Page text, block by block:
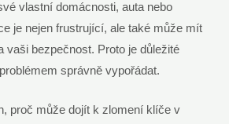
vlastní domácnosti, auta nebo
je nejen frustrující, ale také může mít
vaši bezpečnost. Proto je důležité
správně vypořádat.
proč může dojít k zlomení klíče v